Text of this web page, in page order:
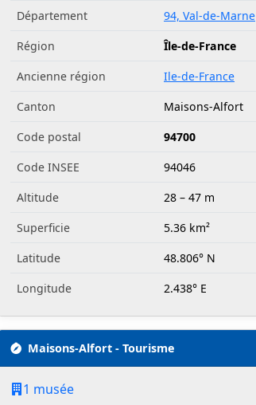
Département
94, Val-de-Marne
Région
Île-de-France
Ancienne région
Ile-de-France
Canton
Maisons-Alfort
Code postal
94700
Code INSEE
94046
Altitude
28 – 47 m
Superficie
5.36 km²
Latitude
48.806° N
Longitude
2.438° E
Maisons-Alfort - Tourisme
1 musée